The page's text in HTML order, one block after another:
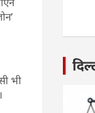
भी